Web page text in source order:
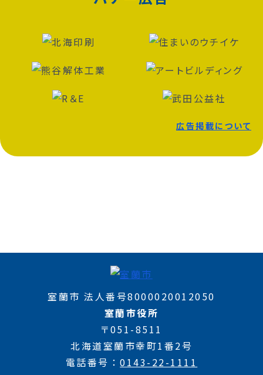
広告掲載について
室蘭市 法人番号8000020012050
室蘭市役所
〒051-8511
北海道室蘭市幸町1番2号
電話番号
0143-22-1111